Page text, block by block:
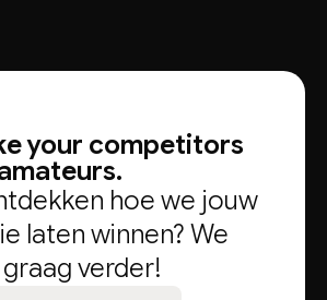
your competitors
hoe we jouw
laten winnen? We
verder!